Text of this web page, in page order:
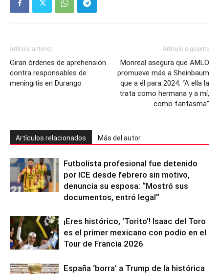
Artículo anterior
Giran órdenes de aprehensión
contra responsables de
meningitis en Durango
Artículo siguiente
Monreal asegura que AMLO
promueve más a Sheinbaum
que a él para 2024: “A ella la
trata como hermana y a mí,
como fantasma”
Artículos relacionados Más del autor
Futbolista profesional fue detenido
por ICE desde febrero sin motivo,
denuncia su esposa: “Mostró sus
documentos, entró legal”
¡Eres histórico, ‘Torito’! Isaac del Toro
es el primer mexicano con podio en el
Tour de Francia 2026
España ‘borra’ a Trump de la histórica